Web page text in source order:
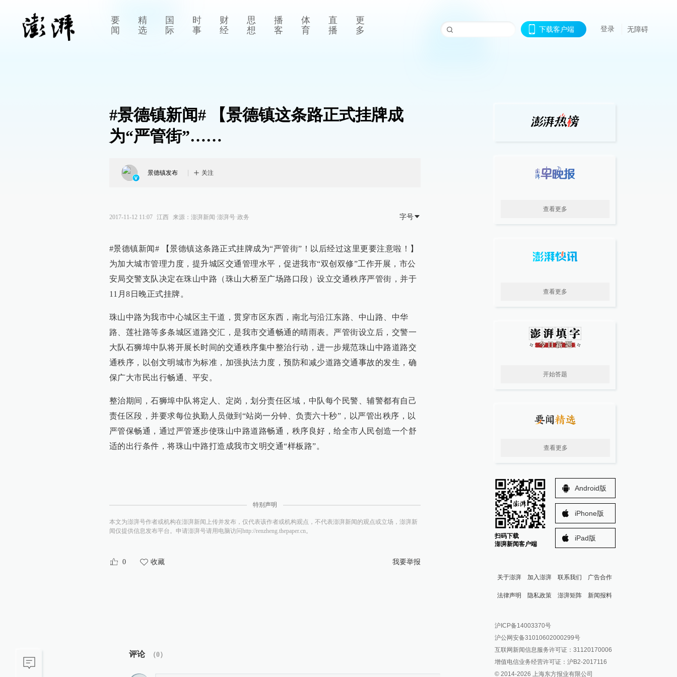
要
闻
精
选
国
际
时
事
财
经
思
想
播
客
体
育
直
播
更
多
下载客户端 登录 无障碍
#景德镇新闻# 【景德镇这条路正式挂牌成
为“严管街”……
景德镇发布 关注
2017-11-12 11:07 江西 来源： 澎湃新闻·澎湃号·政务 字号
#景德镇新闻# 【景德镇这条路正式挂牌成为“严管街”！以后经过这里更要注意啦！】
为加大城市管理力度，提升城区交通管理水平，促进我市“双创双修”工作开展，市公
安局交警支队决定在珠山中路（珠山大桥至广场路口段）设立交通秩序严管街，并于
11月8日晚正式挂牌。
珠山中路为我市中心城区主干道，贯穿市区东西，南北与沿江东路、中山路、中华
路、莲社路等多条城区道路交汇，是我市交通畅通的晴雨表。严管街设立后，交警一
大队石狮埠中队将开展长时间的交通秩序集中整治行动，进一步规范珠山中路道路交
通秩序，以创文明城市为标准，加强执法力度，预防和减少道路交通事故的发生，确
保广大市民出行畅通、平安。
整治期间，石狮埠中队将定人、定岗，划分责任区域，中队每个民警、辅警都有自己
责任区段，并要求每位执勤人员做到“站岗一分钟、负责六十秒”，以严管出秩序，以
严管保畅通，通过严管逐步使珠山中路道路畅通，秩序良好，给全市人民创造一个舒
适的出行条件，将珠山中路打造成我市文明交通“样板路”。
特别声明
本文为澎湃号作者或机构在澎湃新闻上传并发布，仅代表该作者或机构观点，不代表澎湃新闻的观点或立场，澎湃新
闻仅提供信息发布平台。申请澎湃号请用电脑访问http://renzheng.thepaper.cn。
0 收藏 我要举报
评论 （0）
查看更多
查看更多
开始答题
查看更多
扫码下载
澎湃新闻客户端
Android版
iPhone版
iPad版
关于澎湃 加入澎湃 联系我们 广告合作
法律声明 隐私政策 澎湃矩阵
澎湃新闻公众号
澎湃新闻抖音号
派生万物开放平台
IP SHANGHAI
新闻报料
报料邮箱: news@thepaper.cn
沪ICP备14003370号
沪公网安备31010602000299号
互联网新闻信息服务许可证：31120170006
增值电信业务经营许可证：沪B2-2017116
© 2014-2026 上海东方报业有限公司